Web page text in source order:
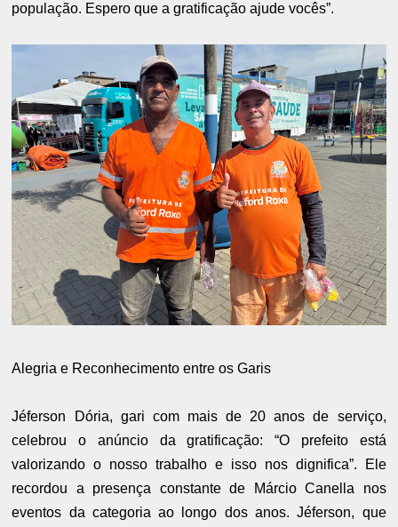
população. Espero que a gratificação ajude vocês”.
Alegria e Reconhecimento entre os Garis
Jéferson Dória, gari com mais de 20 anos de serviço,
celebrou o anúncio da gratificação: “O prefeito está
valorizando o nosso trabalho e isso nos dignifica”. Ele
recordou a presença constante de Márcio Canella nos
eventos da categoria ao longo dos anos. Jéferson, que